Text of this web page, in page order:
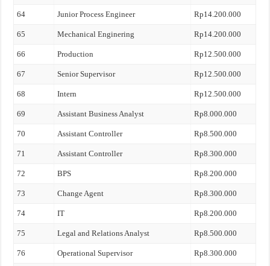
64 Junior Process Engineer Rp14.200.000
65 Mechanical Enginering Rp14.200.000
66 Production Rp12.500.000
67 Senior Supervisor Rp12.500.000
68 Intern Rp12.500.000
69 Assistant Business Analyst Rp8.000.000
70 Assistant Controller Rp8.500.000
71 Assistant Controller Rp8.300.000
72 BPS Rp8.200.000
73 Change Agent Rp8.300.000
74 IT Rp8.200.000
75 Legal and Relations Analyst Rp8.500.000
76 Operational Supervisor Rp8.300.000